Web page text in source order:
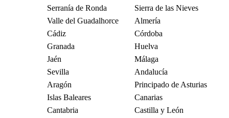
Serranía de Ronda
Sierra de las Nieves
Valle del Guadalhorce
Almería
Cádiz
Córdoba
Granada
Huelva
Jaén
Málaga
Sevilla
Andalucía
Aragón
Principado de Asturias
Islas Baleares
Canarias
Cantabria
Castilla y León